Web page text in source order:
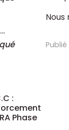
:
Phase